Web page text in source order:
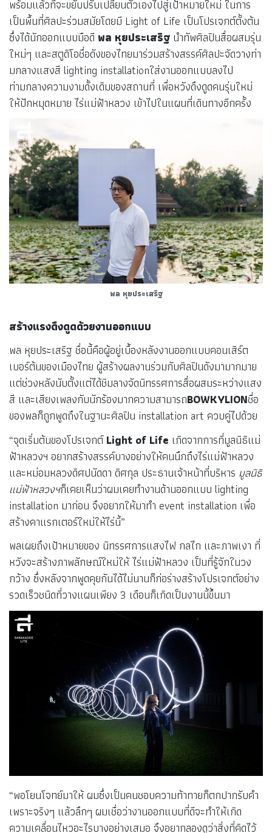
พร้อมแล้วที่จะขยับปรับเปลี่ยนตัวเองไปสู่เป้าหมายใหม่ ในการ
เป็นพื้นที่ศิลปะร่วมสมัยโดยมี Light of Life เป็นโปรเจกต์ตั้งต้น
ซึ่งได้นักออกแบบมือดี พล หุยประเสริฐ นำทัพศิลปินสื่อผสมรุ่น
ใหม่ๆ และสตูดิโอชื่อดังของไทยมาร่วมสร้างสรรค์ศิลปะจัดวางท่า
มกลางแสงสี lighting installationใส่งานออกแบบลงไป
ท่ามกลางความงามดั้งเดิมของสถานที่ เพื่อหวังดึงดูดคนรุ่นใหม่
ให้ปักหมุดหมาย ไร่แม่ฟ้าหลวง เข้าไปในแผนที่เดินทางอีกครั้ง
พล หุยประเสริฐ
สร้างแรงดึงดูดด้วยงานออกแบบ
พล หุยประเสริฐ ชื่อนี้คือผู้อยู่เบื้องหลังงานออกแบบคอนเสิร์ต
เบอร์ต้นของเมืองไทย ผู้สร้างผลงานร่วมกับศิลปินดังมามากมาย
แต่ช่วงหลังนับตั้งแต่ได้ชิมลางจัดนิทรรศการสื่อผสมระหว่างแสง
สี และเสียงเพลงกับนักร้องมากความสามารถBOWKYLIONชื่อ
ของพลก็ถูกพูดถึงในฐานะศิลปิน installation art ควบคู่ไปด้วย
“จุดเริ่มต้นของโปรเจกต์Light of Life เกิดจากการที่มูลนิธิแม่
ฟ้าหลวงฯ อยากสร้างสรรค์บางอย่างให้คนนึกถึงไร่แม่ฟ้าหลวง
และหม่อมหลวงดิศปนัดดา ดิศกุล ประธานเจ้าหน้าที่บริหาร มูลนิธิ
แม่ฟ้าหลวงฯก็เคยเห็นว่าผมเคยทำงานด้านออกแบบ lighting
installation มาก่อน จึงอยากให้มาทำ event installation เพื่อ
สร้างคาแรกเตอร์ใหม่ให้ไร่นี้”
พลเผยถึงเป้าหมายของ นิทรรศการแสงไฟ กลไก และภาพเงา ที่
หวังจะสร้างภาพลักษณ์ใหม่ให้ ไร่แม่ฟ้าหลวง เป็นที่รู้จักในวง
กว้าง ซึ่งหลังจากพูดคุยกันได้ไม่นานก็ก่อร่างสร้างโปรเจกต์อย่าง
รวดเร็วชนิดที่วางแผนเพียง 3 เดือนก็เกิดเป็นงานนี้ขึ้นมา
“พอโยนโจทย์มาให้ ผมซึ่งเป็นคนชอบความท้าทายก็ตกปากรับคำ
เพราะจริงๆ แล้วลึกๆ ผมเชื่อว่างานออกแบบที่ดีจะทำให้เกิด
ความเคลื่อนไหวอะไรบางอย่างเสมอ จึงอยากลองดูว่าสิ่งที่คิดไว้